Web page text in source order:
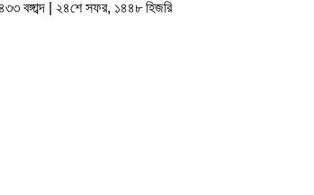
বঙ্গাব্দ | ২৪শে সফর, ১৪৪৮ হিজরি